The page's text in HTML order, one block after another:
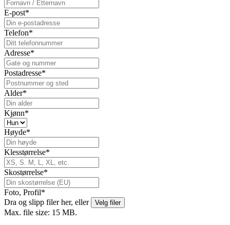
E-post*
Telefon*
Adresse*
Postadresse*
Alder*
Kjønn*
Høyde*
Klesstørrelse*
Skostørrelse*
Foto, Profil*
Dra og slipp filer her, eller
Velg filer
Max. file size: 15 MB.